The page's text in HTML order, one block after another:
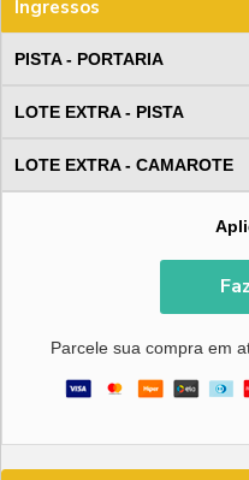
Ingressos
PISTA - PORTARIA
LOTE EXTRA - PISTA
LOTE EXTRA - CAMAROTE
Parcele sua compra em